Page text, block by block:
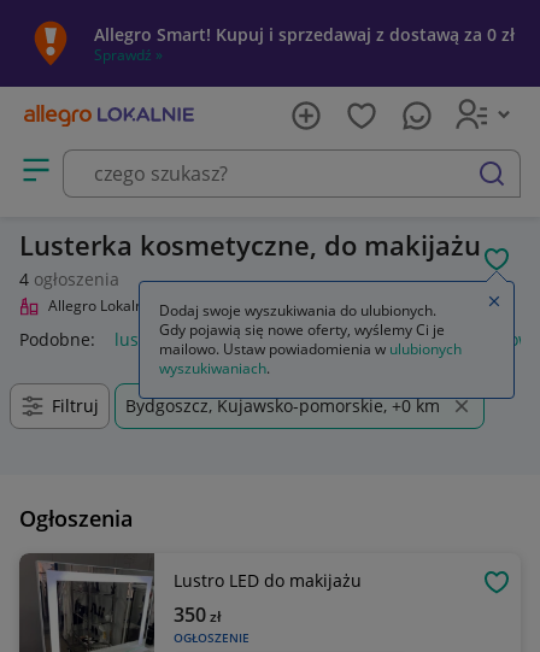
Allegro Smart! Kupuj i sprzedawaj z dostawą za 0 zł
Sprawdź »
Otwórz menu z kategoriami
szukaj
Lusterka kosmetyczne, do makijażu
4 ogłoszenia
Allegro Lokalnie Uroda Makijaż Pędzle i akcesoria Lusterka
Podobne: lusterka lusterka motocyklowe lusterka rowerowe
Filtruj Bydgoszcz, Kujawsko-pomorskie, +0 km
Ogłoszenia
Lustro LED do makijażu
OGŁOSZENIE
350zł
Dodaj swoje wyszukiwania do ulubionych.
Gdy pojawią się nowe oferty, wyślemy Ci je
mailowo. Ustaw powiadomienia w ulubionych
wyszukiwaniach.